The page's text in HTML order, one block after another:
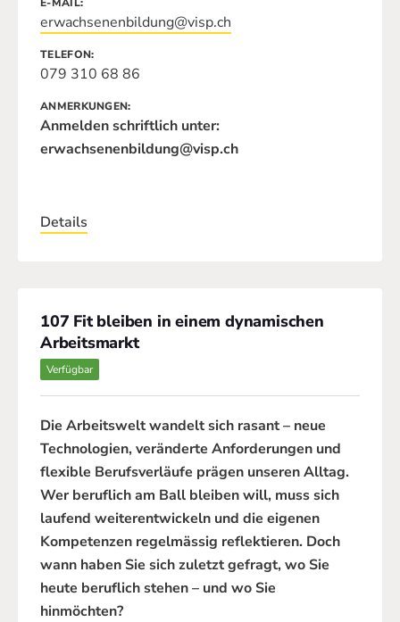
erwachsenenbildung@visp.ch
TELEFON
079 310 68 86
ANMERKUNGEN
Anmelden schriftlich unter:
erwachsenenbildung@visp.ch
Details
107 Fit bleiben in einem dynamischen
Arbeitsmarkt
Verfügbar
Die Arbeitswelt wandelt sich rasant – neue
Technologien, veränderte Anforderungen und
flexible Berufsverläufe prägen unseren Alltag.
Wer beruflich am Ball bleiben will, muss sich
laufend weiterentwickeln und die eigenen
Kompetenzen regelmässig reflektieren. Doch
wann haben Sie sich zuletzt gefragt, wo Sie
heute beruflich stehen – und wo Sie
hinmöchten?